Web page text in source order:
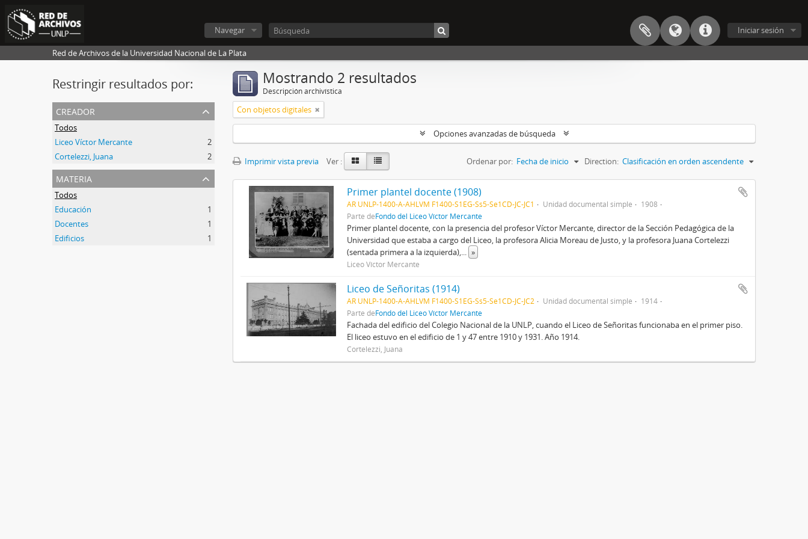
Iniciar sesión
Navegar
Red de Archivos de la Universidad Nacional de La Plata
Restringir resultados por:
creador
Todos
Liceo Víctor Mercante
2
Cortelezzi, Juana
2
materia
Todos
Educación
1
Docentes
1
Edificios
1
Mostrando 2 resultados
Descripción archivística
Con objetos digitales
Opciones avanzadas de búsqueda
Imprimir vista previa Ver : Ordenar por: Fecha de inicio Direction: Clasificación en orden ascendente
Primer plantel docente (1908)
AR UNLP-1400-A-AHLVM F1400-S1EG-Ss5-Se1CD-JC-JC1 Unidad documental simple
1908
Parte deFondo del Liceo Víctor Mercante
Primer plantel docente, con la presencia del profesor Víctor Mercante, director de la Sección Pedagógica de la
Universidad que estaba a cargo del Liceo, la profesora Alicia Moreau de Justo, y la profesora Juana Cortelezzi
(sentada primera a la izquierda),... »
Liceo Víctor Mercante
Liceo de Señoritas (1914)
AR UNLP-1400-A-AHLVM F1400-S1EG-Ss5-Se1CD-JC-JC2 Unidad documental simple
1914
Parte deFondo del Liceo Víctor Mercante
Fachada del edificio del Colegio Nacional de la UNLP, cuando el Liceo de Señoritas funcionaba en el primer piso.
El liceo estuvo en el edificio de 1 y 47 entre 1910 y 1931. Año 1914.
Cortelezzi, Juana